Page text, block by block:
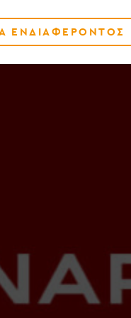
ΕΝΔΙΑΦΕΡΟΝΤΟΣ